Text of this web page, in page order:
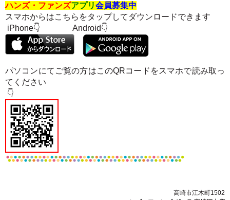
ハンズ・ファンズアプリ会員募集中
スマホからはこちらをタップしてダウンロードできます
iPhone👇 Android👇
パソコンにてご覧の方はこのQRコードをスマホで読み取っ
てください
👇
高崎市江木町1502